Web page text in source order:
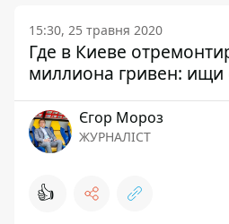
15:30, 25 травня 2020
Где в Киеве
миллиона гривен: ищи
Єгор Мороз
ЖУРНАЛІСТ
👍